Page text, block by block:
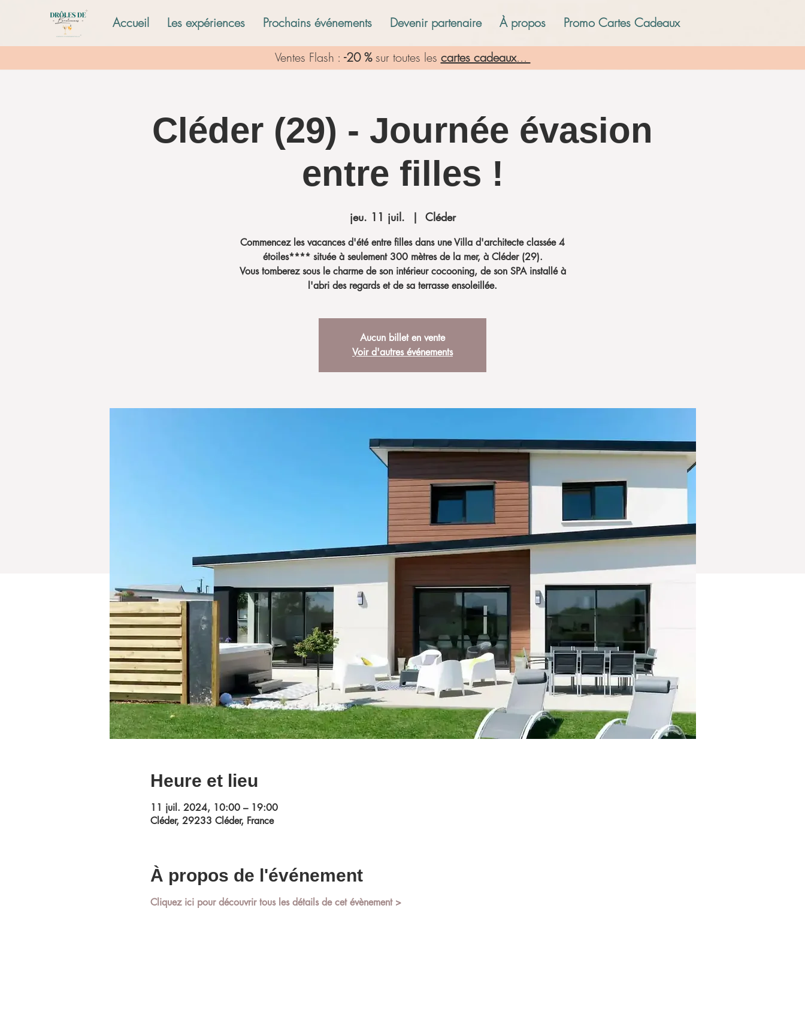
Accueil Les expériences Prochains événements Devenir partenaire À propos Promo Cartes Cadeaux
Ventes Flash : -20 %sur toutes les cartes cadeaux...
Cléder (29) - Journée évasion
entre filles !
jeu. 11 juil.
  |
Cléder
Commencez les vacances d'été entre filles dans une Villa d'architecte classée 4
étoiles**** située à seulement 300 mètres de la mer, à Cléder (29).
Vous tomberez sous le charme de son intérieur cocooning, de son SPA installé à
l'abri des regards et de sa terrasse ensoleillée.
Aucun billet en vente
Voir d'autres événements
Heure et lieu
11 juil. 2024, 10:00 – 19:00
Cléder, 29233 Cléder, France
À propos de l'événement
Cliquez ici pour découvrir tous les détails de cet évènement >